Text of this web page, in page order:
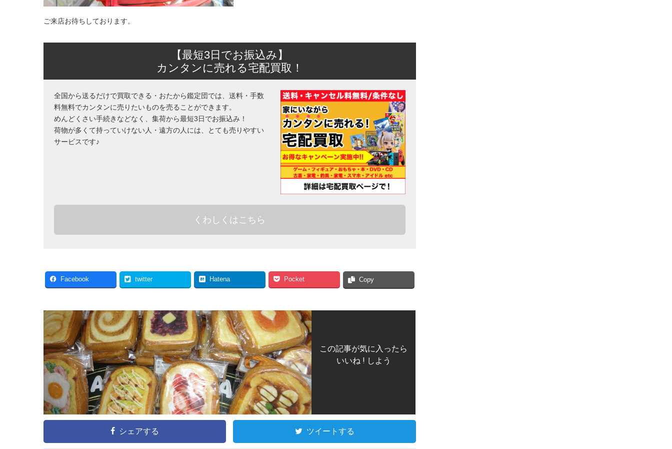
ご来店お待ちしております。
【最短3日でお振込み】
カンタンに売れる宅配買取！
全国から送るだけで買取できる・おたから鑑定団では、送料・手数
料無料でカンタンに売りたいものを売ることができます。
めんどくさい手続きなどなく、集荷から最短3日でお振込み！
荷物が多くて持っていけない人・遠方の人には、とても売りやすい
サービスです♪
くわしくはこちら
Facebook twitter Hatena Pocket Copy
この記事が気に入ったら
いいね ! しよう
シェアする ツイートする